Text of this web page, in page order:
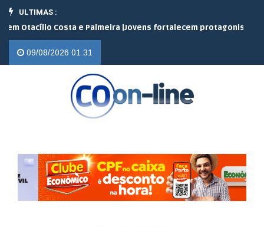
ULTIMAS :
Costa e Palmeira | Jovens fortalecem protagonismo no
09/08/2026 01:31